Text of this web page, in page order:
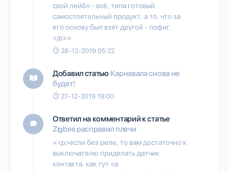
свой лейбл - всё, типа готовый
самостоятельный продукт. а то, что за
его основу был взят другой - пофиг.
</p>»
28-12-2019 05:22
Добавил статью Карнавала снова не
будет!
27-12-2019 19:00
Ответил на комментарий к статье
Zigbee расправил плечи
«<p>если без реле, то вам достаточно к
выключателю приделать датчик
контакта. как тут <a